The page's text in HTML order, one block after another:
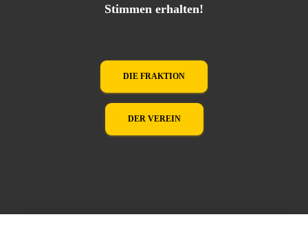
Stimmen erhalten!
DIE FRAKTION
DER VEREIN